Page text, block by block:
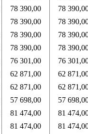
78 390,00
78
78 390,00
78
78 390,00
78
78 390,00
78
76 301,00
76
62 871,00
62
62 871,00
62
57 698,00
57
81 474,00
81
81 474,00
81